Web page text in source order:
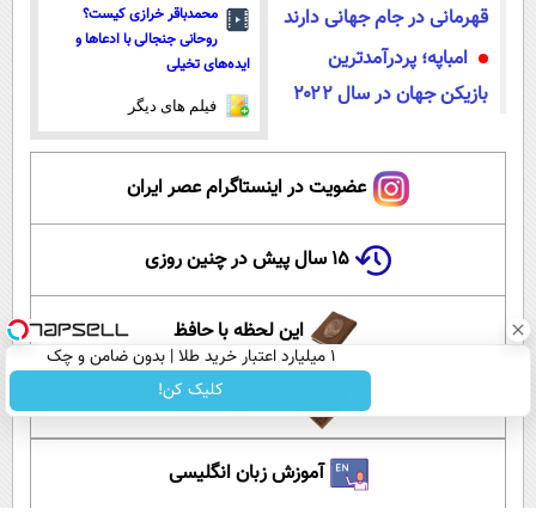
قهرمانی در جام جهانی دارند
امباپه؛ پردرآمدترین
بازیکن جهان در سال ۲۰۲۲
محمدباقر خرازی کیست؟
روحانی جنجالی با ادعاها و
ایده‌های تخیلی
فیلم های دیگر
عضویت در اینستاگرام عصر ایران
۱۵ سال پیش در چنین روزی
این لحظه با حافظ
گلستان سعدی
آموزش زبان انگلیسی
۱ میلیارد اعتبار خرید طلا | بدون ضامن و چک
کلیک کن!